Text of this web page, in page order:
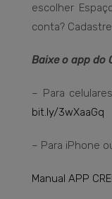
escolher
conta?
Baixe o app do
– Para
bit.ly/3wXaaGq
– Para iPhone
Manual APP